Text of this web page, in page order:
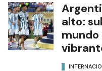
alto:
mundo